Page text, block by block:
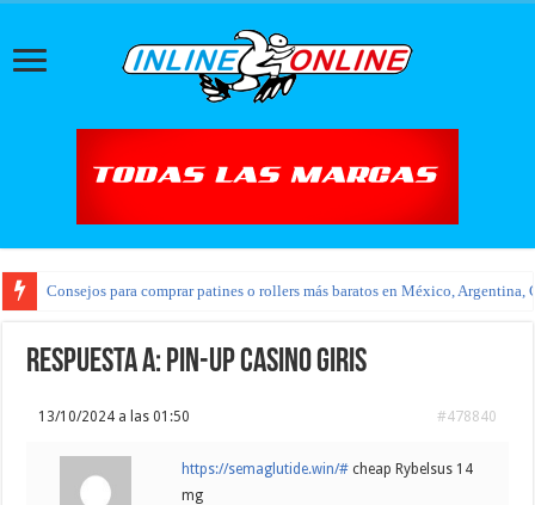
Consejos para comprar patines o rollers más baratos en México, Argentina,
Respuesta a: pin-up casino giris
13/10/2024 a las 01:50 #478840
https://semaglutide.win/# cheap Rybelsus 14
mg